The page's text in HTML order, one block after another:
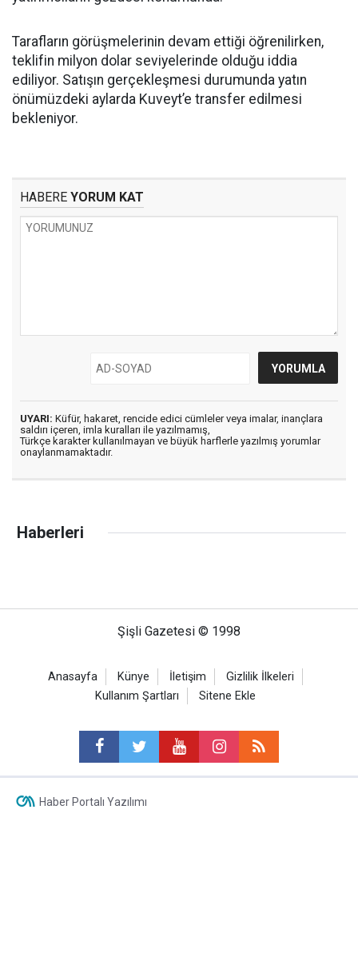
Tarafların görüşmelerinin devam ettiği öğrenilirken,
teklifin milyon dolar seviyelerinde olduğu iddia
ediliyor. Satışın gerçekleşmesi durumunda yatın
önümüzdeki aylarda Kuveyt’e transfer edilmesi
bekleniyor.
HABERE YORUM KAT
UYARI: Küfür, hakaret, rencide edici cümleler veya imalar, inançlara
saldırı içeren, imla kuralları ile yazılmamış,
Türkçe karakter kullanılmayan ve büyük harflerle yazılmış yorumlar
onaylanmamaktadır.
Haberleri
Şişli Gazetesi © 1998
Anasayfa Künye İletişim
Gizlilik İlkeleri
Kullanım Şartları
Sitene Ekle
Haber Portalı Yazılımı